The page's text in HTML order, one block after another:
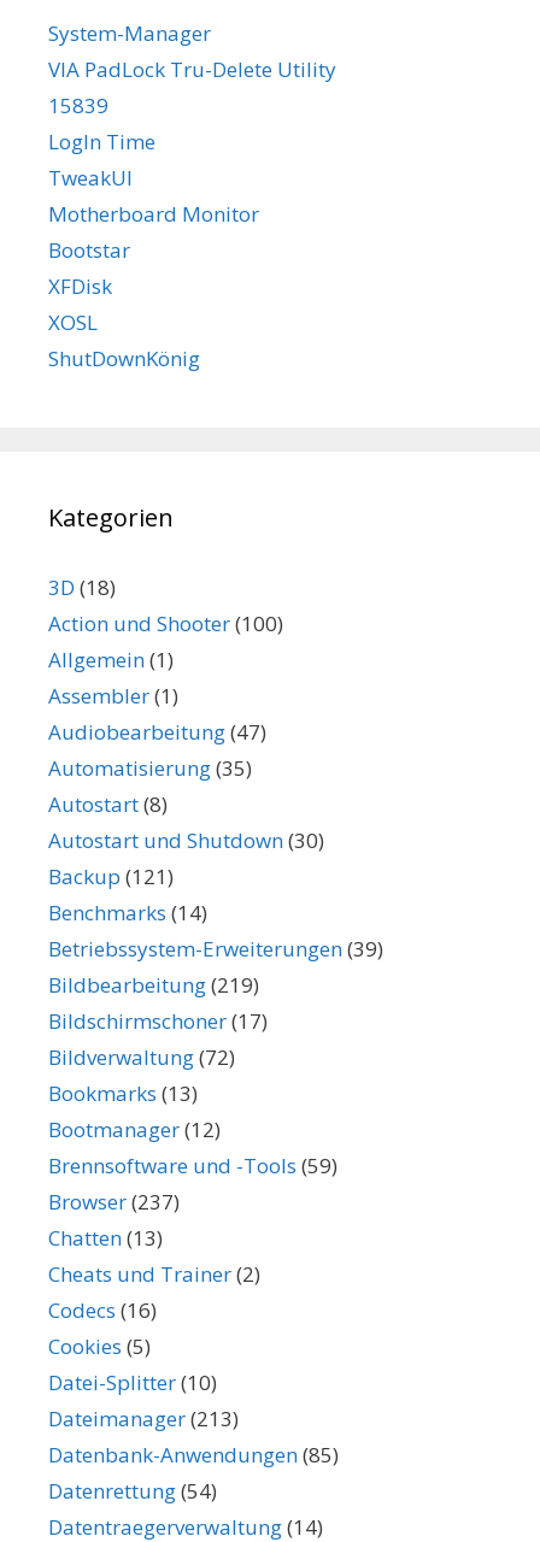
System-Manager
VIA PadLock Tru-Delete Utility
15839
LogIn Time
TweakUI
Motherboard Monitor
Bootstar
XFDisk
XOSL
ShutDownKönig
Kategorien
3D (18)
Action und Shooter(100)
Allgemein(1)
Assembler(1)
Audiobearbeitung(47)
Automatisierung(35)
Autostart(8)
Autostart und Shutdown(30)
Backup (121)
Benchmarks (14)
Betriebssystem-Erweiterungen(39)
Bildbearbeitung(219)
Bildschirmschoner(17)
Bildverwaltung(72)
Bookmarks (13)
Bootmanager(12)
Brennsoftware und -Tools (59)
Browser(237)
Chatten(13)
Cheats und Trainer(2)
Codecs (16)
Cookies (5)
Datei-Splitter(10)
Dateimanager(213)
Datenbank-Anwendungen(85)
Datenrettung(54)
Datentraegerverwaltung(14)